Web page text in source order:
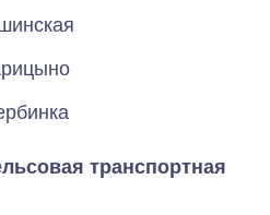
транспортная